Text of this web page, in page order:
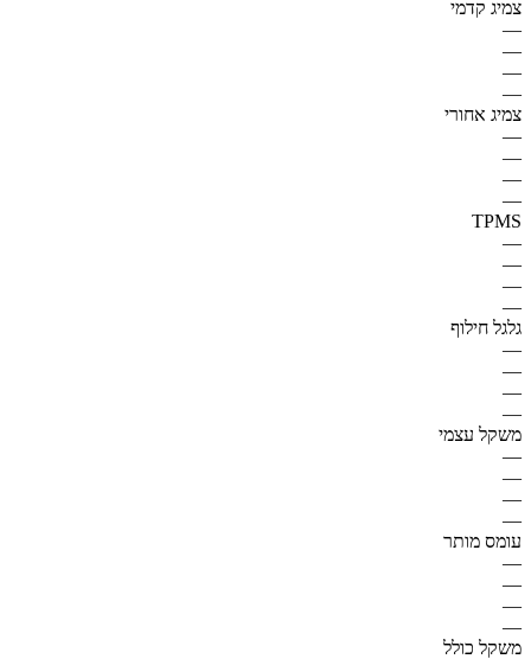
צמיג קדמי
—
—
—
—
צמיג אחורי
—
—
—
—
TPMS
—
—
—
—
גלגל חילוף
—
—
—
—
משקל עצמי
—
—
—
—
עומס מותר
—
—
—
—
משקל כולל